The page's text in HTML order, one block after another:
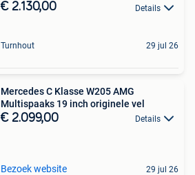
€ 2.130,00 Details
Turnhout 29 jul 26
Mercedes C Klasse W205 AMG
Multispaaks 19 inch originele vel
€ 2.099,00 Details
Bezoek website 29 jul 26